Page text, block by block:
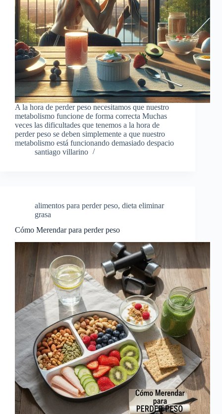
A la hora de perder peso necesitamos que nuestro
metabolismo funcione de forma correcta Muchas
veces las dificultades que tenemos a la hora de
perder peso se deben simplemente a que nuestro
metabolismo está funcionando demasiado despacio
santiago villarino
alimentos para perder peso, dieta eliminar
grasa
Cómo Merendar para perder peso